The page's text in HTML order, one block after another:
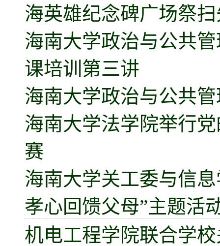
海英雄纪念碑广场祭
海南大学政治与公共
课培训第三讲
海南大学政治与公共
海南大学法学院举行
赛
海南大学关工委与信
孝心回馈父母”主题活
机电工程学院联合学